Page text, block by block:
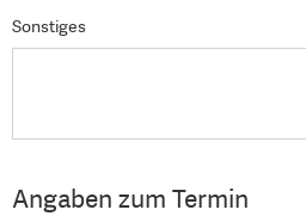
Sonstiges
Angaben zum Termin